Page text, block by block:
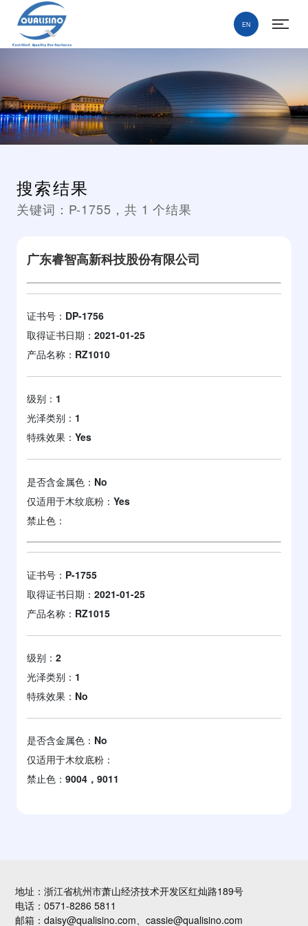
EN
搜索结果
关键词： P-1755 ，共 1 个结果
广东睿智高新科技股份有限公司
证书号： DP-1756
取得证书日期： 2021-01-25
产品名称： RZ1010
级别： 1
光泽类别： 1
特殊效果： Yes
是否含金属色： No
仅适用于木纹底粉： Yes
禁止色：
证书号： P-1755
取得证书日期： 2021-01-25
产品名称： RZ1015
级别： 2
光泽类别： 1
特殊效果： No
是否含金属色： No
仅适用于木纹底粉：
禁止色： 9004，9011
地址：浙江省杭州市萧山经济技术开发区红灿路189号
电话：0571-8286 5811
邮箱：daisy@qualisino.com、cassie@qualisino.com